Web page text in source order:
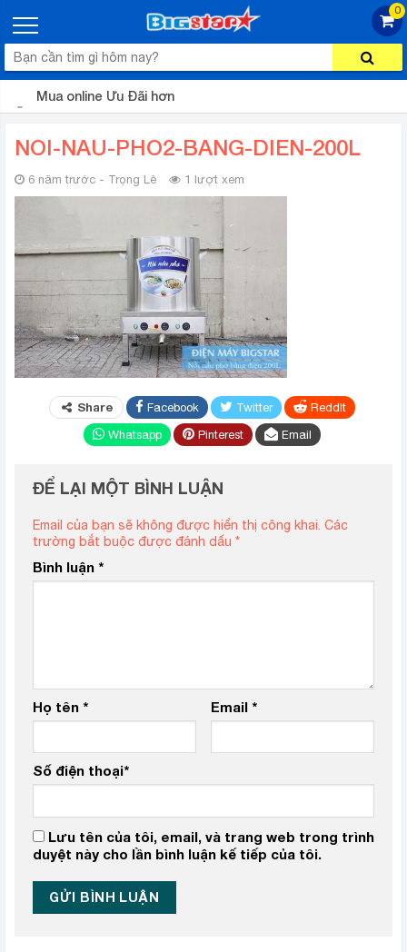
0
Mua online Ưu Đãi hơn
NOI-NAU-PHO2-BANG-DIEN-200L
6 năm trước - Trọng Lê 1 lượt xem
Share Facebook Twitter
ReddIt
Whatsapp
Pinterest Email
ĐỂ LẠI MỘT BÌNH LUẬN
Email của bạn sẽ không được hiển thị công khai. Các
trường bắt buộc được đánh dấu *
Bình luận *
Họ tên * Email *
Số điện thoại*
Lưu tên của tôi, email, và trang web trong trình
duyệt này cho lần bình luận kế tiếp của tôi.